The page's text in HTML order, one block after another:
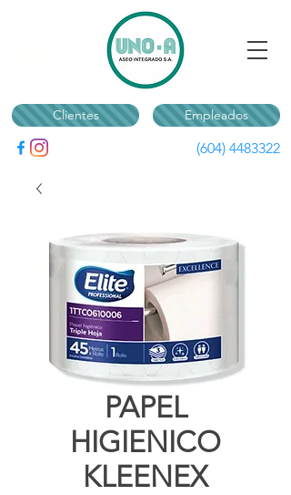
Clientes Empleados
(604) 4483322
PAPEL
HIGIENICO
KLEENEX